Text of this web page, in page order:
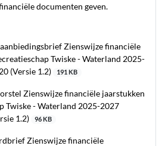
documenten geven.
aanbiedingsbrief Zienswijze financiële
Twiske - Waterland 2025-
(Versie 1.2)
191 KB
Zienswijze financiële jaarstukken
Twiske - Waterland 2025-2027
1.2)
96 KB
Zienswijze financiële